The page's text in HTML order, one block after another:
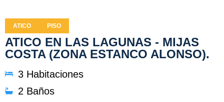
ATICO PISO
ATICO EN LAS LAGUNAS - MIJAS
COSTA (ZONA ESTANCO ALONSO).
3 Habitaciones
2 Baños